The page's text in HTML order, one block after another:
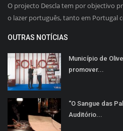
O projecto Descla tem por objectivo
o lazer português, tanto em Portugal
OUTRAS NOTÍCIAS
Município de
promover...
“O Sangue das
Auditório...